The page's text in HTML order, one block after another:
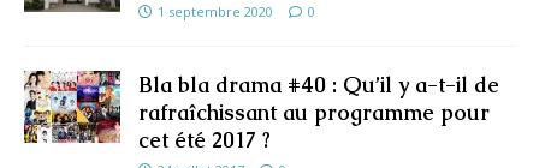
1 septembre 2020 0
Bla bla drama #40 : Qu’il y a-t-il de
rafraîchissant au programme pour
cet été 2017 ?